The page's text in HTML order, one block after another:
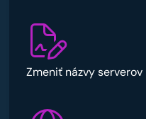
Zmeniť názvy